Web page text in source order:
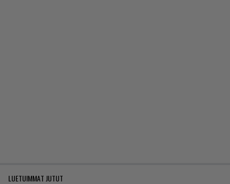
LUETUIMMAT JUTUT